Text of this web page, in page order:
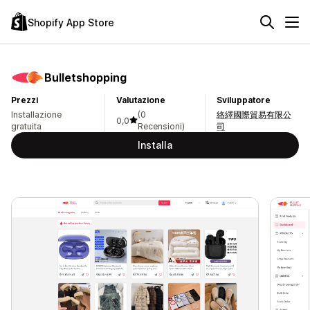
Shopify App Store
Bulletshopping
Prezzi
Installazione
gratuita
Valutazione
0,0
(0
Recensioni)
Sviluppatore
絡繹國際貿易有限公
司
Installa